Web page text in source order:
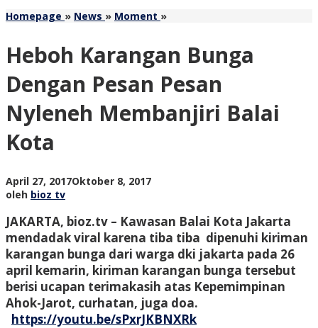
Homepage » News » Moment »Heboh
Dengan
Pesan
Nyleneh
Membanjiri
Balai
Heboh Karangan Bunga
Dengan Pesan Pesan
Nyleneh Membanjiri Balai
Kota
April 27, 2017Oktober 8, 2017oleh
oleh bioz tv
JAKARTA, bioz.tv – Kawasan Balai Kota Jakarta
mendadak viral karena tiba tiba dipenuhi kiriman
karangan bunga dari warga dki jakarta pada 26
april kemarin, kiriman karangan bunga tersebut
berisi ucapan terimakasih atas Kepemimpinan
Ahok-Jarot, curhatan, juga doa.
https://youtu.be/sPxrJKBNXRk